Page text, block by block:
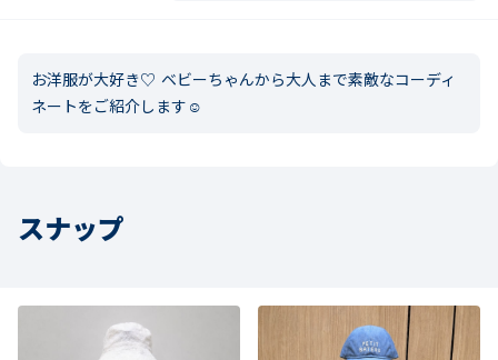
お洋服が大好き♡ ベビーちゃんから大人まで素敵なコーディ
ネートをご紹介します☺︎
スナップ